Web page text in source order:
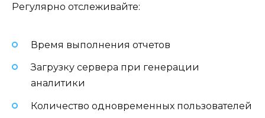
Регулярно отслеживайте:
Время выполнения отчетов
Загрузку сервера при генерации
аналитики
Количество одновременных пользователей